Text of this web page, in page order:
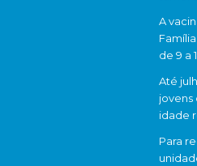
A
de 9 a
Até
jovens
idade
Para